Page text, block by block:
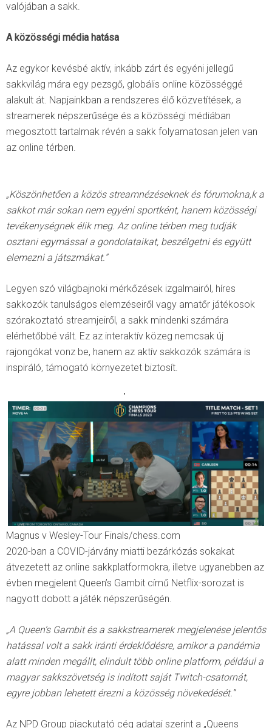
valójában a sakk.
A közösségi média hatása
Az egykor kevésbé aktív, inkább zárt és egyéni jellegű
sakkvilág mára egy pezsgő, globális online közösséggé
alakult át. Napjainkban a rendszeres élő közvetítések, a
streamerek népszerűsége és a közösségi médiában
megosztott tartalmak révén a sakk folyamatosan jelen van
az online térben.
„Köszönhetően a közös streamnézéseknek és fórumokna,k a
sakkot már sokan nem egyéni sportként, hanem közösségi
tevékenységnek élik meg. Az online térben meg tudják
osztani egymással a gondolataikat, beszélgetni és együtt
elemezni a játszmákat.”
Legyen szó világbajnoki mérkőzések izgalmairól, híres
sakkozók tanulságos elemzéseiről vagy amatőr játékosok
szórakoztató streamjeiről, a sakk mindenki számára
elérhetőbbé vált. Ez az interaktív közeg nemcsak új
rajongókat vonz be, hanem az aktív sakkozók számára is
inspiráló, támogató környezetet biztosít.
Magnus v Wesley-Tour Finals/chess.com
2020-ban a COVID-járvány miatti bezárkózás sokakat
átvezetett az online sakkplatformokra, illetve ugyanebben az
évben megjelent Queen’s Gambit című Netflix-sorozat is
nagyott dobott a játék népszerűségén.
„A Queen’s Gambit és a sakkstreamerek megjelenése jelentős
hatással volt a sakk iránti érdeklődésre, amikor a pandémia
alatt minden megállt, elindult több online platform, például a
magyar sakkszövetség is indított saját Twitch-csatornát,
egyre jobban lehetett érezni a közösség növekedését.”
Az NPD Group piackutató cég adatai szerint a „Queens